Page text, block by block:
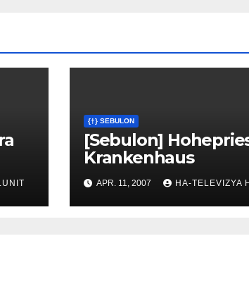
{†} SEBULON
[Sebulon]
Krankenhaus
APR. 11, 2007 HA-TELEVIZYA